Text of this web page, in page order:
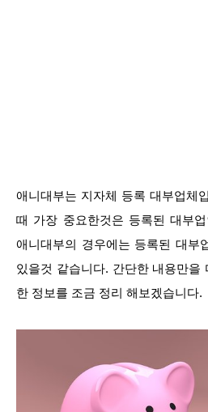
애니대부는 지자체 등록 대부업체
때 가장 중요한것은 등록된 대부
애니대부의 경우에는 등록된 대부
있을것 같습니다. 간단한 내용만을
한 정보를 조금 정리 해보겠습니다.